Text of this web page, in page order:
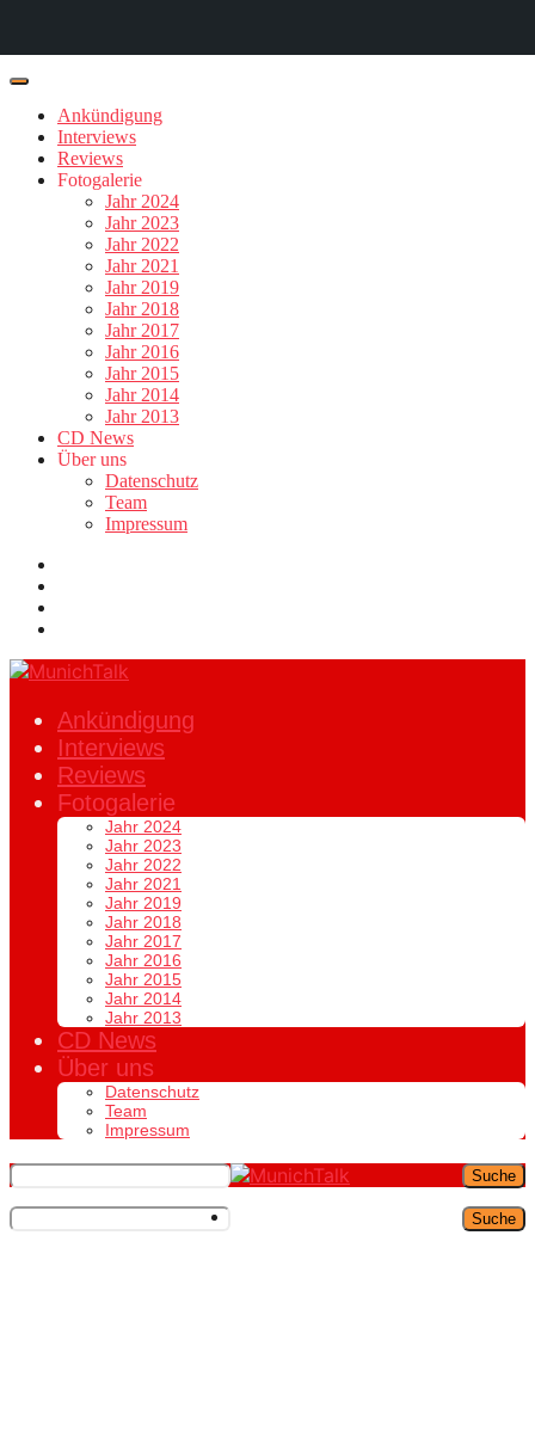
Ankündigung
Interviews
Reviews
Fotogalerie
Jahr 2024
Jahr 2023
Jahr 2022
Jahr 2021
Jahr 2019
Jahr 2018
Jahr 2017
Jahr 2016
Jahr 2015
Jahr 2014
Jahr 2013
CD News
Über uns
Datenschutz
Team
Impressum
Ankündigung
Interviews
Reviews
Fotogalerie
Jahr 2024
Jahr 2023
Jahr 2022
Jahr 2021
Jahr 2019
Jahr 2018
Jahr 2017
Jahr 2016
Jahr 2015
Jahr 2014
Jahr 2013
CD News
Über uns
Datenschutz
Team
Impressum
Suche
Suche